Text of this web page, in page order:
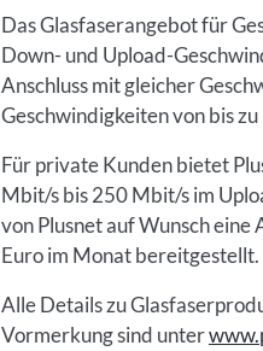
Das Glasfaserangebot für
Down- und Upload-
Anschluss mit gleicher
Geschwindigkeiten von bis
Für private Kunden bietet
Mbit/s bis 250 Mbit/s im
von Plusnet auf Wunsch
Euro im Monat bereitgestellt.
Alle Details zu
Vormerkung sind unter